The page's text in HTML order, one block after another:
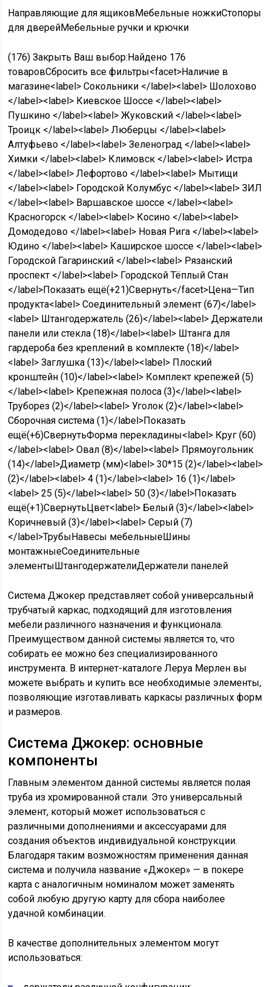
Направляющие для ящиковМебельные ножкиСтопоры
для дверейМебельные ручки и крючки
(176) Закрыть Ваш выбор:Найдено 176
товаровСбросить все фильтры<facet>Наличие в
магазине<label> Сокольники </label><label> Шолохово
</label><label> Киевское Шоссе </label><label>
Пушкино </label><label> Жуковский </label><label>
Троицк </label><label> Люберцы </label><label>
Алтуфьево </label><label> Зеленоград </label><label>
Химки </label><label> Климовск </label><label> Истра
</label><label> Лефортово </label><label> Мытищи
</label><label> Городской Колумбус </label><label> ЗИЛ
</label><label> Варшавское шоссе </label><label>
Красногорск </label><label> Косино </label><label>
Домодедово </label><label> Новая Рига </label><label>
Юдино </label><label> Каширское шоссе </label><label>
Городской Гагаринский </label><label> Рязанский
проспект </label><label> Городской Тёплый Стан
</label>Показать ещё(+21)Свернуть</facet>Цена—Тип
продукта<label> Соединительный элемент(67)</label>
<label> Штангодержатель(26)</label><label> Держатели
панели или стекла(18)</label><label> Штанга для
гардероба без креплений в комплекте(18)</label>
<label> Заглушка(13)</label><label> Плоский
кронштейн(10)</label><label> Комплект крепежей(5)
</label><label> Крепежная полоса(3)</label><label>
Труборез(2)</label><label> Уголок(2)</label><label>
Сборочная система(1)</label>Показать
ещё(+6)СвернутьФорма перекладины<label> Круг(60)
</label><label> Овал(8)</label><label> Прямоугольник
(14)</label>Диаметр (мм)<label> 30*15(2)</label><label>
(2)</label><label> 4(1)</label><label> 16(1)</label>
<label> 25(5)</label><label> 50(3)</label>Показать
ещё(+1)СвернутьЦвет<label> Белый(3)</label><label>
Коричневый(3)</label><label> Серый(7)
</label>ТрубыНавесы мебельныеШины
монтажныеСоединительные
элементыШтангодержателиДержатели панелей
Система Джокер представляет собой универсальный
трубчатый каркас, подходящий для изготовления
мебели различного назначения и функционала.
Преимуществом данной системы является то, что
собирать ее можно без специализированного
инструмента. В интернет-каталоге Леруа Мерлен вы
можете выбрать и купить все необходимые элементы,
позволяющие изготавливать каркасы различных форм
и размеров.
Система Джокер: основные
компоненты
Главным элементом данной системы является полая
труба из хромированной стали. Это универсальный
элемент, который может использоваться с
различными дополнениями и аксессуарами для
создания объектов индивидуальной конструкции.
Благодаря таким возможностям применения данная
система и получила название «Джокер» — в покере
карта с аналогичным номиналом может заменять
собой любую другую карту для сбора наиболее
удачной комбинации.
В качестве дополнительных элементом могут
использоваться: